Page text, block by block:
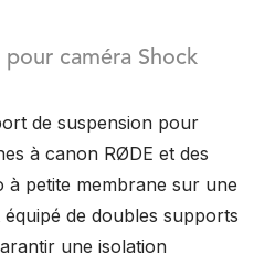
caméra Shock
de suspension pour
à canon RØDE et des
à petite membrane sur une
de doubles supports
une isolation